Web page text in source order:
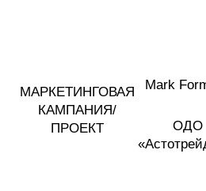
МАРКЕТИНГОВАЯ
КАМПАНИЯ/
ПРОЕКТ
Mark
ОДО